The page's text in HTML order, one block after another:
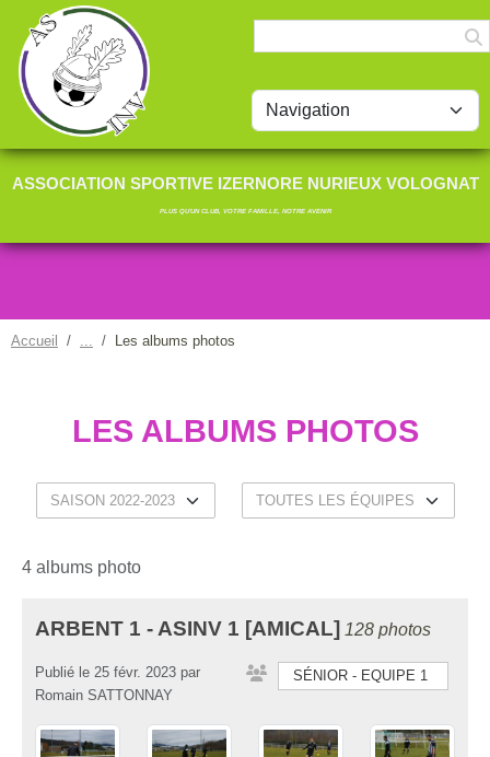
ASSOCIATION SPORTIVE IZERNORE NURIEUX VOLOGNAT
PLUS QU'UN CLUB, VOTRE FAMILLE, NOTRE AVENIR
Accueil Les albums photos
LES ALBUMS PHOTOS
4 albums photo
ARBENT 1 - ASINV 1 [AMICAL] 128 photos
SÉNIOR - EQUIPE 1
Publié le 25 févr. 2023 par
Romain SATTONNAY